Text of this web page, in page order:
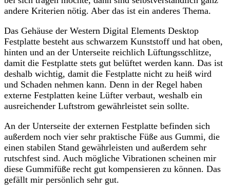
andere Kriterien nötig. Aber das ist ein anderes Thema.
Das Gehäuse der Western Digital Elements Desktop
Festplatte besteht aus schwarzem Kunststoff und hat oben,
hinten und an der Unterseite reichlich Lüftungsschlitze,
damit die Festplatte stets gut belüftet werden kann. Das ist
deshalb wichtig, damit die Festplatte nicht zu heiß wird
und Schaden nehmen kann. Denn in der Regel haben
externe Festplatten keine Lüfter verbaut, weshalb ein
ausreichender Luftstrom gewährleistet sein sollte.
An der Unterseite der externen Festplatte befinden sich
außerdem noch vier sehr praktische Füße aus Gummi, die
einen stabilen Stand gewährleisten und außerdem sehr
rutschfest sind. Auch mögliche Vibrationen scheinen mir
diese Gummifüße recht gut kompensieren zu können. Das
gefällt mir persönlich sehr gut.